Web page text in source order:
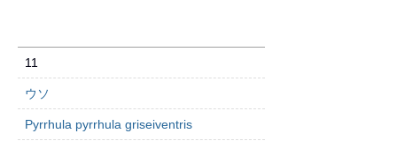
11
ウソ
Pyrrhula pyrrhula griseiventris